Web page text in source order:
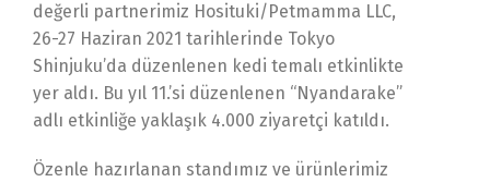
değerli partnerimiz Hosituki/Petmamma LLC,
26-27 Haziran 2021 tarihlerinde Tokyo
Shinjuku’da düzenlenen kedi temalı etkinlikte
yer aldı. Bu yıl 11.’si düzenlenen “Nyandarake”
adlı etkinliğe yaklaşık 4.000 ziyaretçi katıldı.
Özenle hazırlanan standımız ve ürünlerimiz